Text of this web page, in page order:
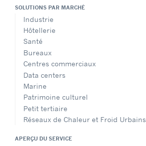
SOLUTIONS PAR MARCHÉ
Industrie
Hôtellerie
Santé
Bureaux
Centres commerciaux
Data centers
Marine
Patrimoine culturel
Petit tertiaire
Réseaux de Chaleur et Froid Urbains
APERÇU DU SERVICE